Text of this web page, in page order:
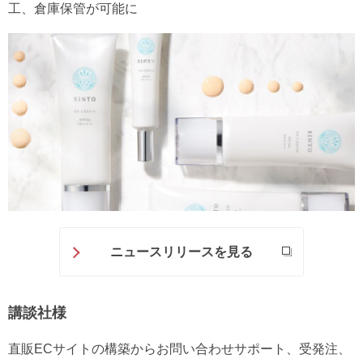
工、倉庫保管が可能に
ニュースリリースを見る
講談社様
直販ECサイトの構築からお問い合わせサポート、受発注、